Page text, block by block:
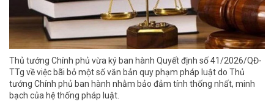
Thủ tướng Chính phủ vừa ký ban hành Quyết định số 41/2026/QĐ-
TTg về việc bãi bỏ một số văn bản quy phạm pháp luật do Thủ
tướng Chính phủ ban hành nhằm bảo đảm tính thống nhất, minh
bạch của hệ thống pháp luật.